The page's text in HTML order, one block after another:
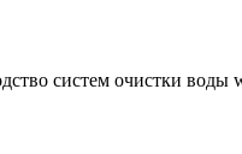
систем очистки воды